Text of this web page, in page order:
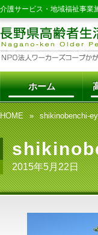
介護サービス・地域福祉事業
ホーム
HOME shikinobenchi-
2015年5月22日